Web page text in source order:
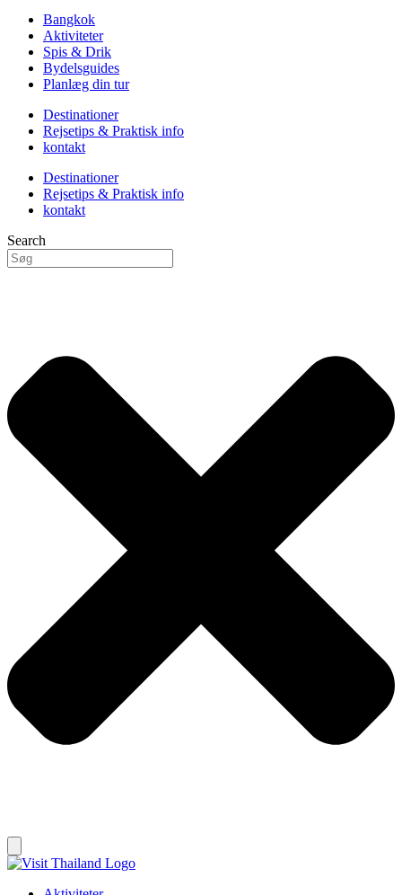
Bangkok
Aktiviteter
Spis & Drik
Bydelsguides
Planlæg din tur
Destinationer
Rejsetips & Praktisk info
kontakt
Destinationer
Rejsetips & Praktisk info
kontakt
Search